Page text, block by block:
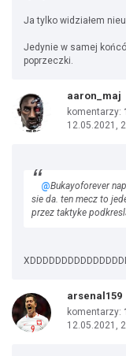
Ja tylko widziałem
Jedynie w samej
poprzeczki.
aaron_maj
komentarzy:
12.05.2021,
@Bukayoforever
sie da. ten mecz to
przez taktyke
arsenal159
komentarzy:
12.05.2021,